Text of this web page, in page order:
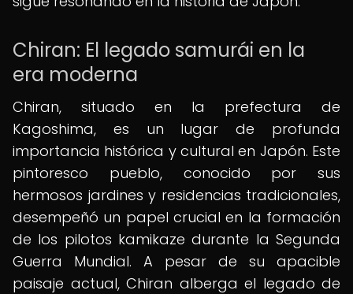
Chiran: El legado samurái en la
era moderna
Chiran, situado en la prefectura de
Kagoshima, es un lugar de profunda
importancia histórica y cultural en Japón. Este
pintoresco pueblo, conocido por sus
hermosos jardines y residencias tradicionales,
desempeñó un papel crucial en la formación
de los pilotos kamikaze durante la Segunda
Guerra Mundial. A pesar de su apacible
paisaje actual, Chiran alberga el legado de